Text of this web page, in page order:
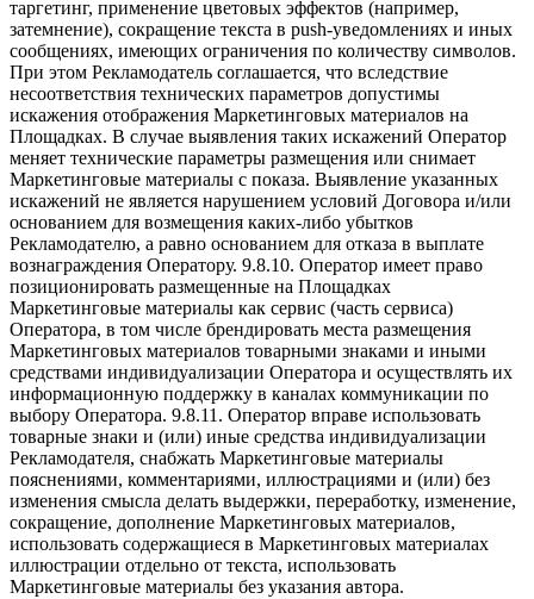
таргетинг, применение цветовых эффектов (например,
затемнение), сокращение текста в push-уведомлениях и иных
сообщениях, имеющих ограничения по количеству символов.
При этом Рекламодатель соглашается, что вследствие
несоответствия технических параметров допустимы
искажения отображения Маркетинговых материалов на
Площадках. В случае выявления таких искажений Оператор
меняет технические параметры размещения или снимает
Маркетинговые материалы с показа. Выявление указанных
искажений не является нарушением условий Договора и/или
основанием для возмещения каких-либо убытков
Рекламодателю, а равно основанием для отказа в выплате
вознаграждения Оператору. 9.8.10. Оператор имеет право
позиционировать размещенные на Площадках
Маркетинговые материалы как сервис (часть сервиса)
Оператора, в том числе брендировать места размещения
Маркетинговых материалов товарными знаками и иными
средствами индивидуализации Оператора и осуществлять их
информационную поддержку в каналах коммуникации по
выбору Оператора. 9.8.11. Оператор вправе использовать
товарные знаки и (или) иные средства индивидуализации
Рекламодателя, снабжать Маркетинговые материалы
пояснениями, комментариями, иллюстрациями и (или) без
изменения смысла делать выдержки, переработку, изменение,
сокращение, дополнение Маркетинговых материалов,
использовать содержащиеся в Маркетинговых материалах
иллюстрации отдельно от текста, использовать
Маркетинговые материалы без указания автора.